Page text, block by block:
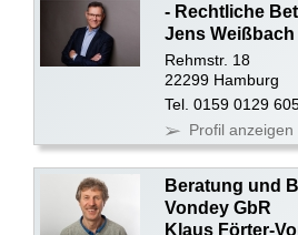
- Rechtliche
Jens Weißbach
Rehmstr. 18
22299 Hamburg
Tel. 0159 0129
Profil anzeigen
Beratung und
Vondey GbR
Klaus Förter-